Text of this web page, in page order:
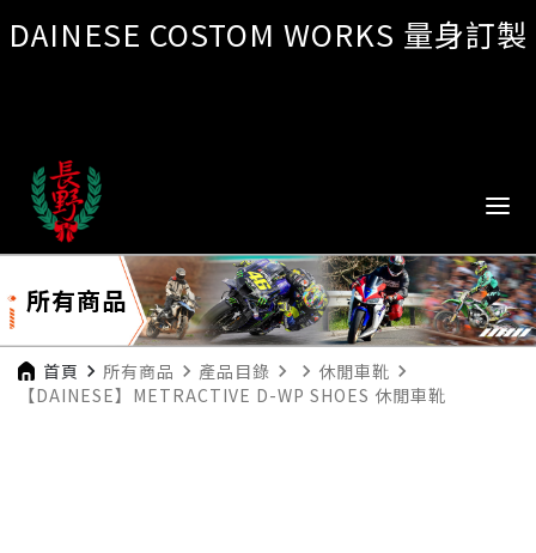
DAINESE COSTOM WORKS 量身訂製
所有商品
首頁 navigate_next 所有商品 navigate_next 產品目錄 navigate_next navigate_next 休閒車靴 navigate_next
【DAINESE】METRACTIVE D-WP SHOES 休閒車靴